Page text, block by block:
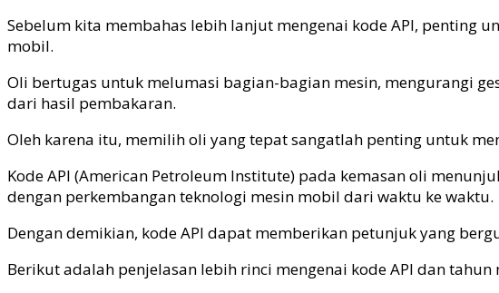
Sebelum kita membahas lebih lanjut mengenai kode API, penting
mobil.
Oli bertugas untuk melumasi bagian-bagian mesin, mengurangi
dari hasil pembakaran.
Oleh karena itu, memilih oli yang tepat sangatlah penting untuk
Kode API (American Petroleum Institute) pada kemasan oli
dengan perkembangan teknologi mesin mobil dari waktu ke waktu.
Dengan demikian, kode API dapat memberikan petunjuk yang
Berikut adalah penjelasan lebih rinci mengenai kode API dan tahun